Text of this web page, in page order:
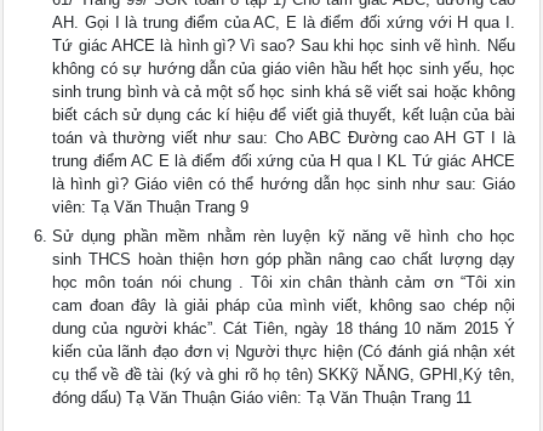
AH. Gọi I là trung điểm của AC, E là điểm đối xứng với H qua I.
Tứ giác AHCE là hình gì? Vì sao? Sau khi học sinh vẽ hình. Nếu
không có sự hướng dẫn của giáo viên hầu hết học sinh yếu, học
sinh trung bình và cả một số học sinh khá sẽ viết sai hoặc không
biết cách sử dụng các kí hiệu để viết giả thuyết, kết luận của bài
toán và thường viết như sau: Cho ABC Đường cao AH GT I là
trung điểm AC E là điểm đối xứng của H qua I KL Tứ giác AHCE
là hình gì? Giáo viên có thể hướng dẫn học sinh như sau: Giáo
viên: Tạ Văn Thuận Trang 9
Sử dụng phần mềm nhằm rèn luyện kỹ năng vẽ hình cho học
sinh THCS hoàn thiện hơn góp phần nâng cao chất lượng dạy
học môn toán nói chung . Tôi xin chân thành cảm ơn “Tôi xin
cam đoan đây là giải pháp của mình viết, không sao chép nội
dung của người khác”. Cát Tiên, ngày 18 tháng 10 năm 2015 Ý
kiến của lãnh đạo đơn vị Người thực hiện (Có đánh giá nhận xét
cụ thể về đề tài (ký và ghi rõ họ tên) SKKỹ NĂNG, GPHI,Ký tên,
đóng dấu) Tạ Văn Thuận Giáo viên: Tạ Văn Thuận Trang 11